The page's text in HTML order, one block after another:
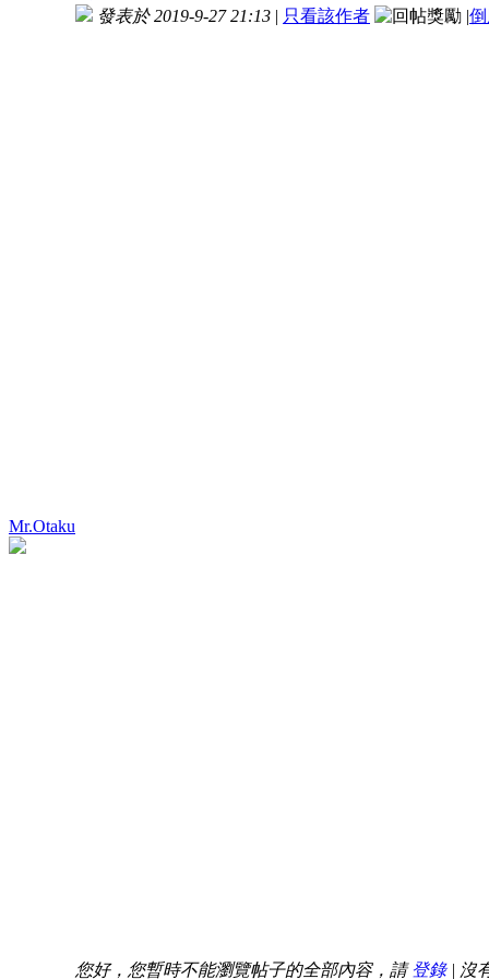
Mr.Otaku
發表於 2019-9-27 21:13 | 只看該作者 |
您好，您暫時不能瀏覽帖子的全部內容，請登錄| 沒